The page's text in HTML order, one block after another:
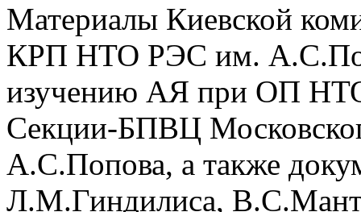
Материалы Киевской
КРП НТО РЭС им.
изучению АЯ при ОП
Секции-БПВЦ
А.С.Попова, а также
Л.М.Гиндилиса,